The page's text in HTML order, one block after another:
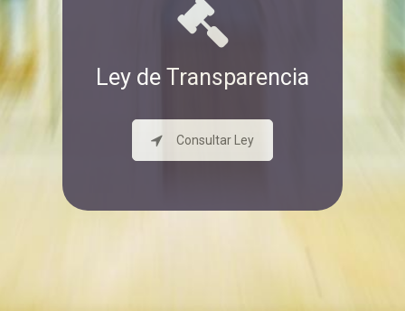
Ley de Transparencia
Consultar Ley